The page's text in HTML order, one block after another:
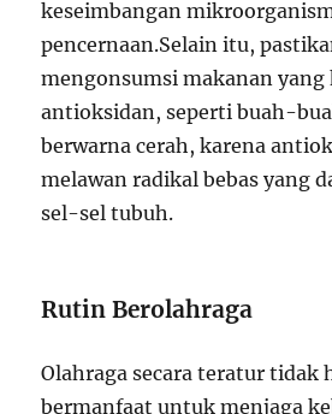
keseimbangan
pencernaan.Selain itu,
mengonsumsi makanan yang
antioksidan, seperti buah-
berwarna cerah, karena
melawan radikal bebas yang
sel-sel tubuh.
Rutin Berolahraga
Olahraga secara teratur tidak
bermanfaat untuk menjaga